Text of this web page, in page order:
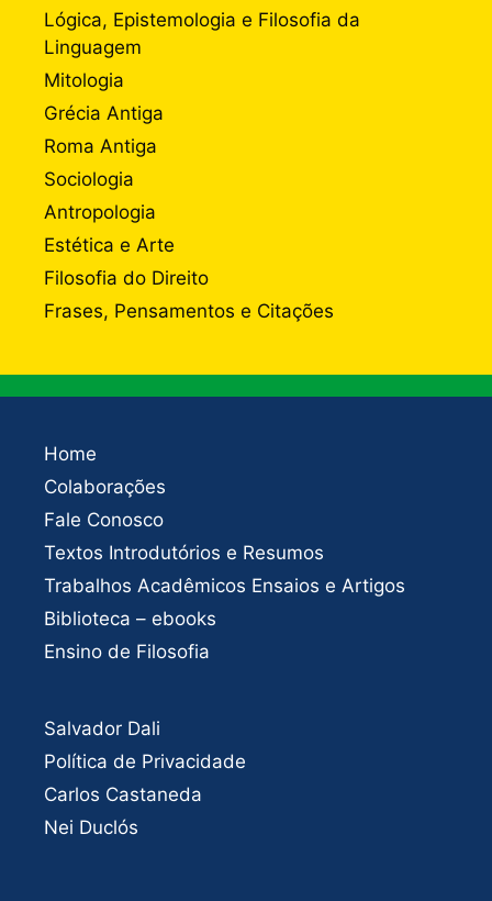
Lógica, Epistemologia e Filosofia da
Linguagem
Mitologia
Grécia Antiga
Roma Antiga
Sociologia
Antropologia
Estética e Arte
Filosofia do Direito
Frases, Pensamentos e Citações
Home
Colaborações
Fale Conosco
Textos Introdutórios e Resumos
Trabalhos Acadêmicos Ensaios e Artigos
Biblioteca – ebooks
Ensino de Filosofia
Salvador Dali
Política de Privacidade
Carlos Castaneda
Nei Duclós